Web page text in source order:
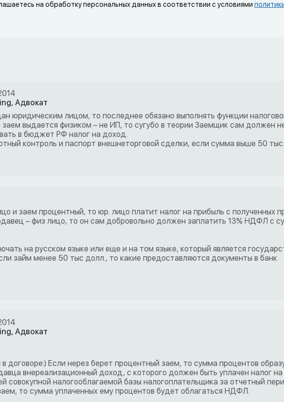
на обработку персональных данных в соответствии с условиями
Адвокат
юридическим лицом, то последнее обязано выполнять функции
выдается физиком – не ИП, то сугубо в теории Заемщик сам должен
в бюджет РФ налог на доход.
контроль и паспорт внешнеторговой сделки, если сумма выше 50 тыс.
и заем процентный, то юр. лицо платит налог на прибыль с полученных
– физ лицо, то он сам добровольно должен заплатить 13% НДФЛ с
на русском языке или еще и на том языке, который является
займ менее 50 тыс долл., то какие предоставляются документы в банк
Адвокат
договоре:) Если нерез берет процентный заем, то сумма процентов
внереализационный доход, с которого должен быть уплачен налог на
совокупной налогооблагаемой базы налогоплательщика за отчетный
то сумма уплаченных ему процентов будет облагаться НДФЛ.